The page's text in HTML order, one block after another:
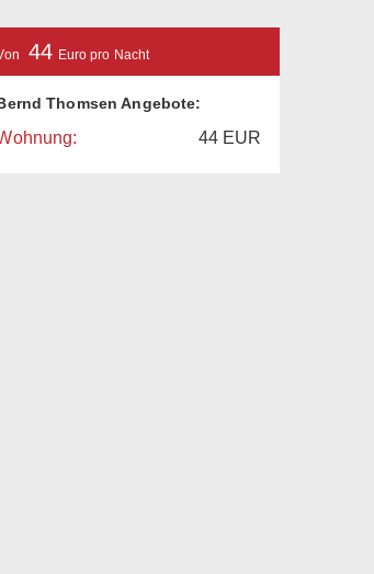
44 Euro pro Nacht
Thomsen Angebote:
44 EUR